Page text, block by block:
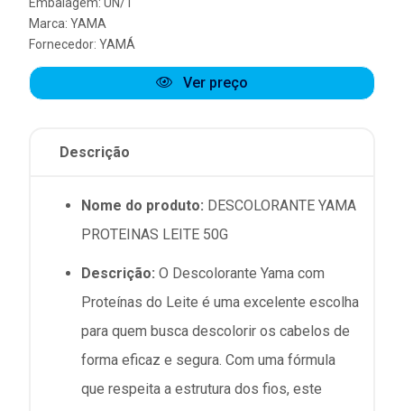
Marca: YAMA
Fornecedor: YAMÁ
Ver preço
Descrição
Nome do produto: DESCOLORANTE YAMA
PROTEINAS LEITE 50G
Descrição: O Descolorante Yama com
Proteínas do Leite é uma excelente escolha
para quem busca descolorir os cabelos de
forma eficaz e segura. Com uma fórmula
que respeita a estrutura dos fios, este